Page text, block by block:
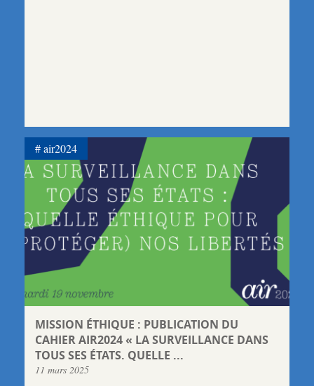
MISSION ÉTHIQUE : PUBLICATION DU
CAHIER AIR2024 « LA SURVEILLANCE DANS
TOUS SES ÉTATS. QUELLE ...
11 mars 2025
air2024